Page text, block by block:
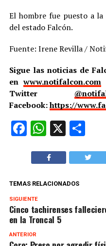
El hombre fue puesto a
del estado Falcón.
Fuente: Irene Revilla /
Sigue las noticias de
enwww.notifalcon.com
Twitter
Facebook:https://
Facebook
X
TEMAS RELACIONADOS
SIGUIENTE
Cinco tachirenses
en la Troncal 5
ANTERIOR